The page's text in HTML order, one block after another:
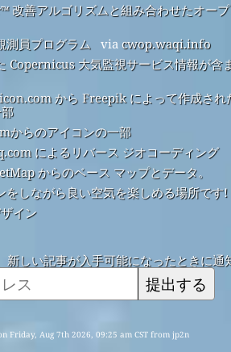
改善アルゴリズムと組み合わせたオー
測員プログラム
via cwop.waqi.info
Copernicus 大気監視サービス情報が含
から Freepik によって作成され
からのアイコンの一部
によるリバース ジオコーディング
からのベース マップとデータ。
をしながら良い空気を楽しめる場所です!
イン
しい記事が入手可能になったときに通
提出する
Friday, Aug 7th 2026, 09:25 am CST from jp2n